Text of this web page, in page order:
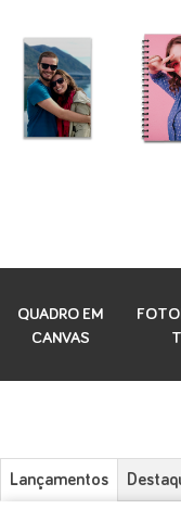
QUADRO EM
CANVAS
Lançamentos